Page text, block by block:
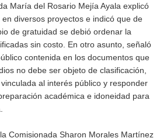
María del Rosario Mejía Ayala explicó
diversos proyectos e indicó que de
de gratuidad se debió ordenar la
sin costo. En otro asunto, señaló
contenida en los documentos que
no debe ser objeto de clasificación,
al interés público y responder
académica e idoneidad para
Comisionada Sharon Morales Martínez